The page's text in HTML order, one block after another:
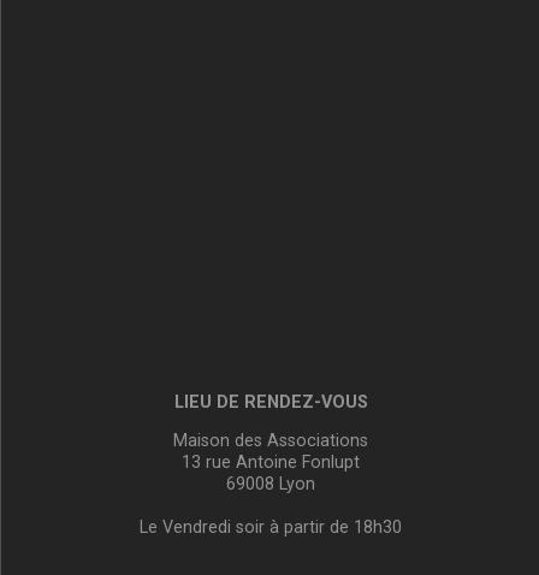
LIEU DE RENDEZ-VOUS
Maison des Associations
13 rue Antoine Fonlupt
69008 Lyon
Le Vendredi soir à partir de 18h30